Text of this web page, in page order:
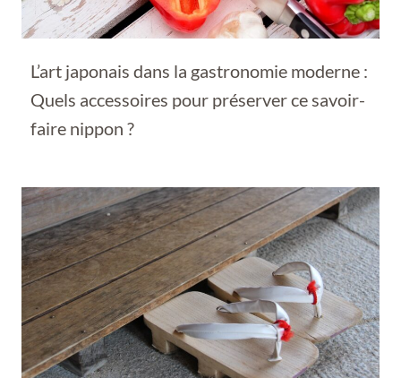
L’art japonais dans la gastronomie moderne :
Quels accessoires pour préserver ce savoir-
faire nippon ?